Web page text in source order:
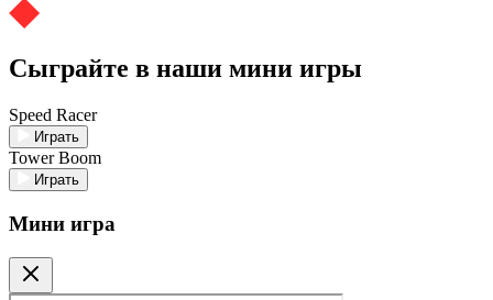
Сыграйте в наши мини игры
Speed Racer
Играть
Tower Boom
Играть
Мини игра